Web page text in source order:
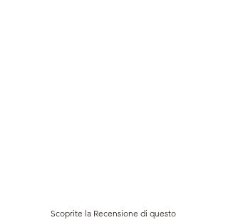
Scoprite la Recensione di questo